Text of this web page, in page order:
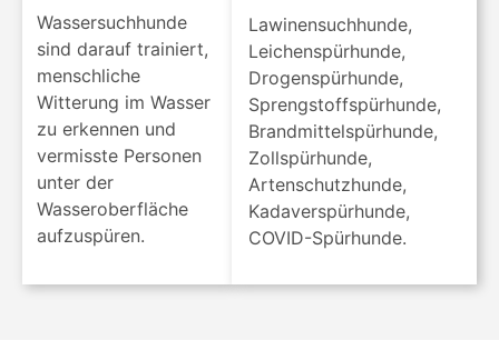
Wassersuchhunde
sind darauf trainiert,
menschliche
Witterung im Wasser
zu erkennen und
vermisste Personen
unter der
Wasseroberfläche
aufzuspüren.
Lawinensuchhunde,
Leichenspürhunde,
Drogenspürhunde,
Sprengstoffspürhunde,
Brandmittelspürhunde,
Zollspürhunde,
Artenschutzhunde,
Kadaverspürhunde,
COVID-Spürhunde.